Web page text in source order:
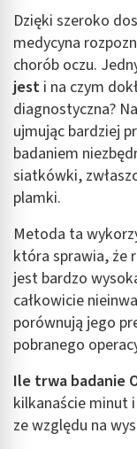
Dzięki szeroko
medycyna
chorób oczu.
jest i na czym
diagnostyczna?
ujmując bardziej
badaniem
siatkówki,
plamki.
Metoda ta
która sprawia, że
jest bardzo
całkowicie
porównują jego
pobranego
Ile trwa badanie
kilkanaście minut
ze względu na